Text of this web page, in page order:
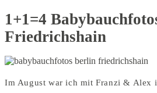
1+1=4
Friedrichshain
Im August war ich mit Franzi & Alex